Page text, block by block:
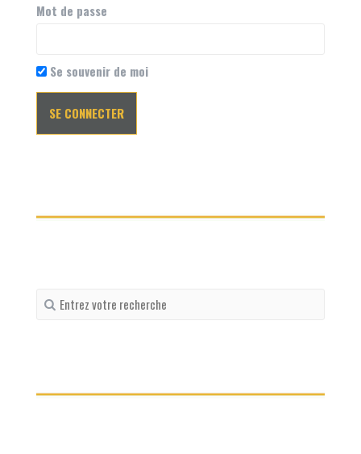
Mot de passe
Se souvenir de moi
Recherche
pour